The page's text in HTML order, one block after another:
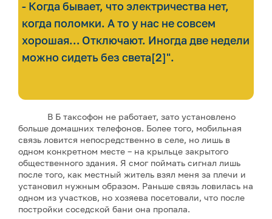
- Когда бывает, что электричества нет,
когда поломки. А то у нас не совсем
хорошая… Отключают. Иногда две недели
можно сидеть без света[2]".
В Б таксофон не работает, зато установлено
больше домашних телефонов. Более того, мобильная
связь ловится непосредственно в селе, но лишь в
одном конкретном месте – на крыльце закрытого
общественного здания. Я смог поймать сигнал лишь
после того, как местный житель взял меня за плечи и
установил нужным образом. Раньше связь ловилась на
одном из участков, но хозяева посетовали, что после
постройки соседской бани она пропала.